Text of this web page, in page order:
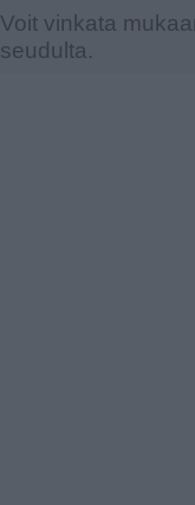
Voit vinkata
seudulta.